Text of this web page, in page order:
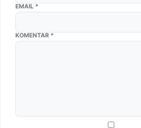
KOMENTAR *
EMAIL *